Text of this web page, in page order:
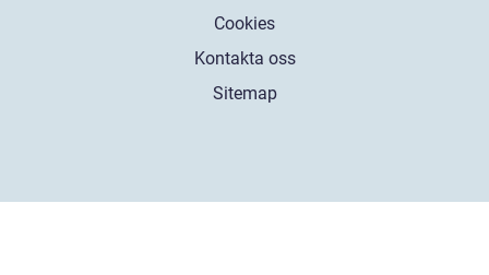
Cookies
Kontakta oss
Sitemap